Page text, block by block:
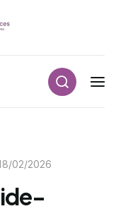
principale
02/2026